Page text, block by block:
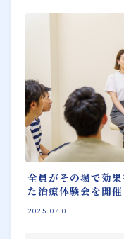
全員がその場で効
た治療体験会を開催
2025.07.01